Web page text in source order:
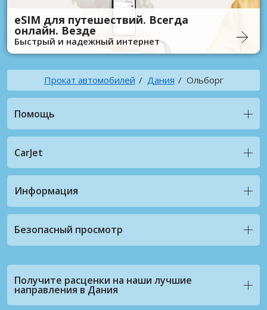
eSIM для путешествий. Всегда
онлайн. Везде
Быстрый и надежный интернет
Прокат автомобилей Дания Ольборг
Помощь
CarJet
Информация
Безопасный просмотр
Получите расценки на наши лучшие
направления в Дания